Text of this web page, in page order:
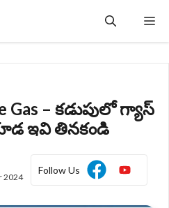
Gas – కడుపులో గ్యాస్
ఇవి తినకండి
2024
Follow Us